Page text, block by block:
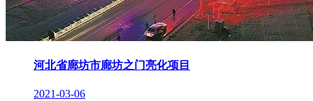
河北省廊坊市廊坊之门亮化项目
2021-03-06